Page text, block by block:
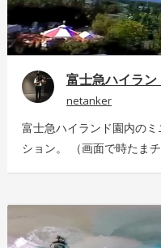
富士急ハイラン
netanker
富士急ハイランド園内の
ション。 （画面で時たま
4125-4c14-9883-
ンパ」が「ド・ドドンパ